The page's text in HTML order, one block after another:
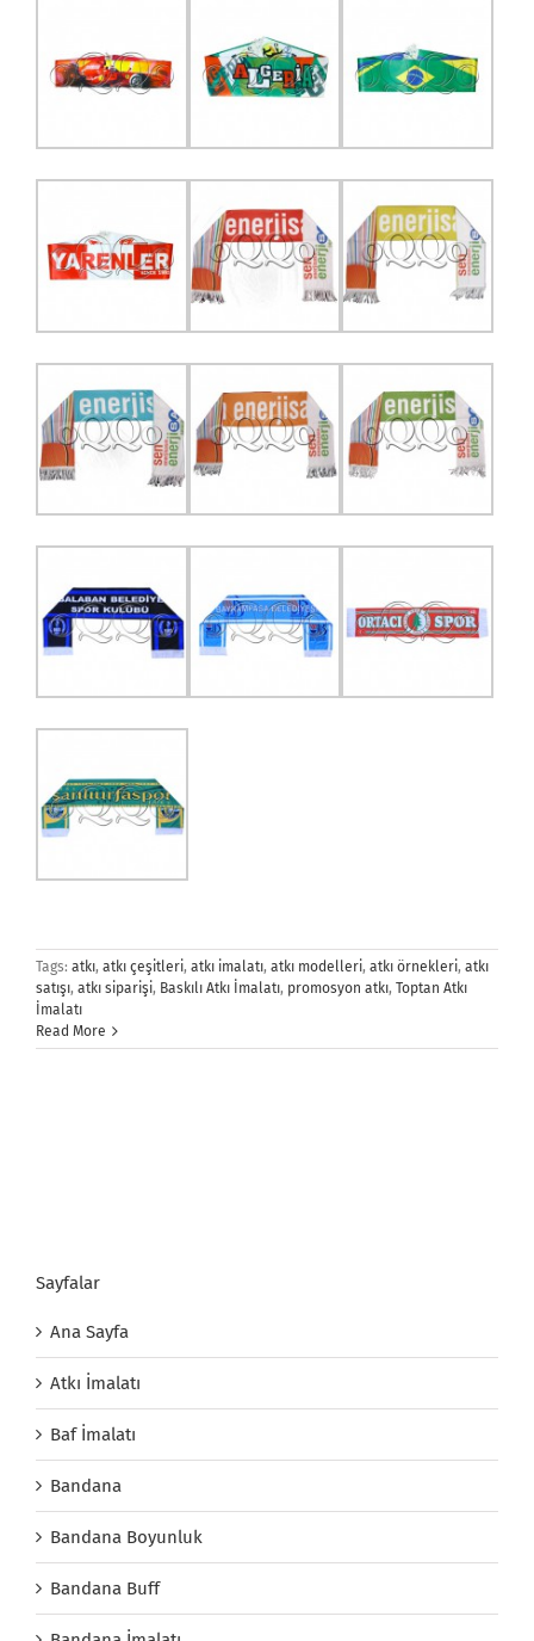
Tags: atkı, atkı çeşitleri, atkı imalatı, atkı modelleri, atkı örnekleri, atkı
satışı, atkı siparişi, Baskılı Atkı İmalatı, promosyon atkı, Toptan Atkı
İmalatı
Read More
Sayfalar
Ana Sayfa
Atkı İmalatı
Baf İmalatı
Bandana
Bandana Boyunluk
Bandana Buff